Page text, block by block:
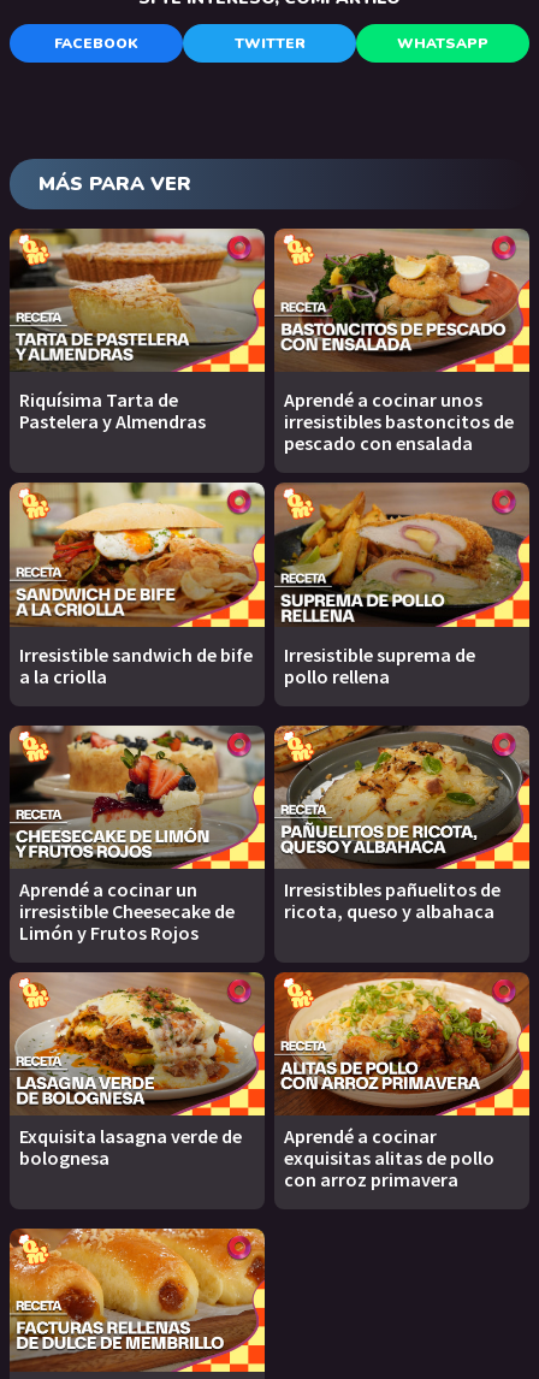
FACEBOOK TWITTER WHATSAPP
MÁS PARA VER
Riquísima Tarta de
Pastelera y Almendras
Aprendé a cocinar unos
irresistibles bastoncitos de
pescado con ensalada
Irresistible sandwich de bife
a la criolla
Irresistible suprema de
pollo rellena
Aprendé a cocinar un
irresistible Cheesecake de
Limón y Frutos Rojos
Irresistibles pañuelitos de
ricota, queso y albahaca
Exquisita lasagna verde de
bolognesa
Aprendé a cocinar
exquisitas alitas de pollo
con arroz primavera